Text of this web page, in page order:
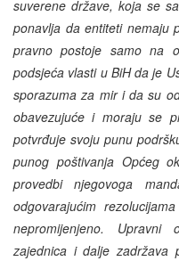
suverene države, koja se
ponavlja da entiteti nemaju
pravno postoje samo na
podsjeća vlasti u BiH da je
sporazuma za mir i da su
obavezujuće i moraju se
potvrđuje svoju punu
punog poštivanja Općeg
provedbi njegovoga
odgovarajućim
nepromijenjeno. Upravni
zajednica i dalje zadržava